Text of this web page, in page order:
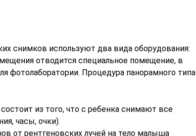
снимков используют два вида оборудования:
отводится специальное помещение, в
фотолаборатории. Процедура панорамного типа
из того, что с ребенка снимают все
часы, очки).
от рентгеновских лучей на тело малыша